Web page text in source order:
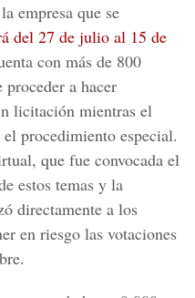
empresa que se
del 27 de julio al 15 de
con más de 800
a hacer
licitación mientras el
el procedimiento especial.
que fue convocada el
estos temas y la
directamente a los
en riesgo las votaciones